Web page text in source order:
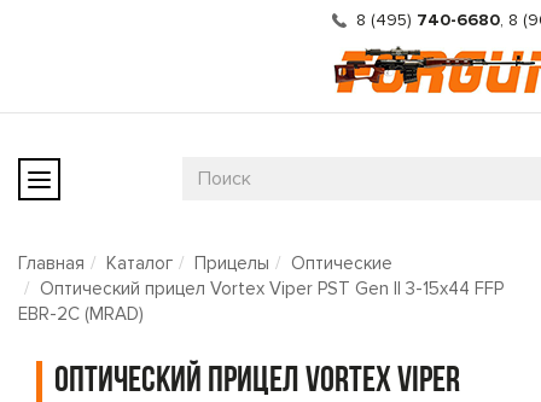
8 (495) 740-6680, 8
Главная Каталог Прицелы
Оптические
Оптический прицел Vortex Viper PST Gen II 3-15x44 FFP
EBR-2C (MRAD)
Оптический прицел Vortex Viper